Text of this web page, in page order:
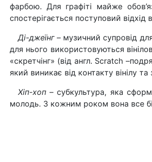
фарбою. Для графіті майже
спостерігається поступовий
Ді-джеїнг– музичний супровід
для нього використовуються
«скретчінг» (від англ. Scratch
який виникає від контакту вінілу та
Хіп-хоп– субкультура, яка
молодь. З кожним роком вона все